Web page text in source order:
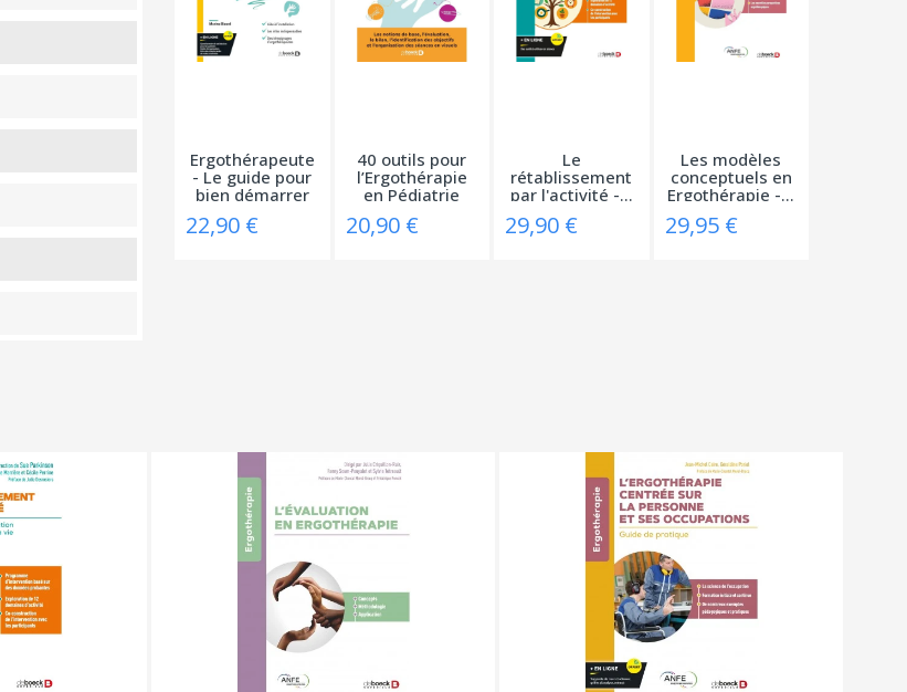
Ergothérapeute
- Le guide pour
bien démarrer
22,90 €
40 outils pour
l’Ergothérapie
en Pédiatrie
20,90 €
Le
rétablissement
par l'activité -...
29,90 €
Les modèles
conceptuels en
Ergothérapie -...
29,95 €